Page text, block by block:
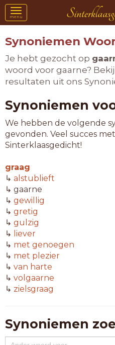
Toggle
navigation
menu
Synoniemen
Je hebt gezocht op
woord voor gaarne?
resultaten uit ons
Synoniemen
We hebben de volgende
gevonden. Veel succes
Sinterklaasgedicht!
graag
↳ alstublieft
↳ gaarne
↳ gewillig
↳ gretig
↳ gulzig
↳ liever
↳ met genoegen
↳ met plezier
↳ van harte
↳ volgaarne
↳ zielsgraag
Synoniemen